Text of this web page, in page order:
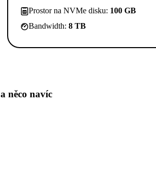
Prostor na NVMe disku: 100 GB
Bandwidth: 8 TB
a něco navíc